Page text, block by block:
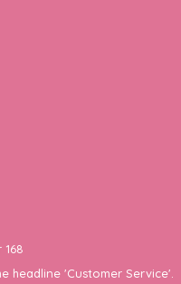
headline 'Customer Service'.